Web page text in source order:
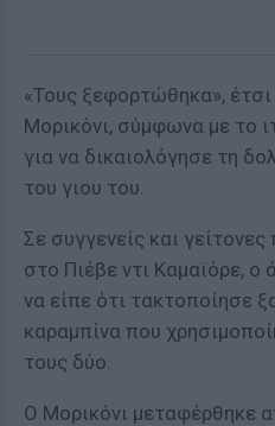
«Τους ξεφορτώθηκα»,
Μορικόνι, σύμφωνα με το
για να δικαιολόγησε τη
του γιου του.
Σε συγγενείς και
στο Πιέβε ντι Καμαϊόρε, ο
να είπε ότι τακτοποίησε
καραμπίνα που
τους δύο.
Ο Μορικόνι μεταφέρθηκε